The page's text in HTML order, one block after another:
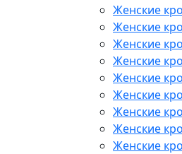
Женские
Женские
Женские
Женские
Женские
Женские
Женские
Женские
Женские